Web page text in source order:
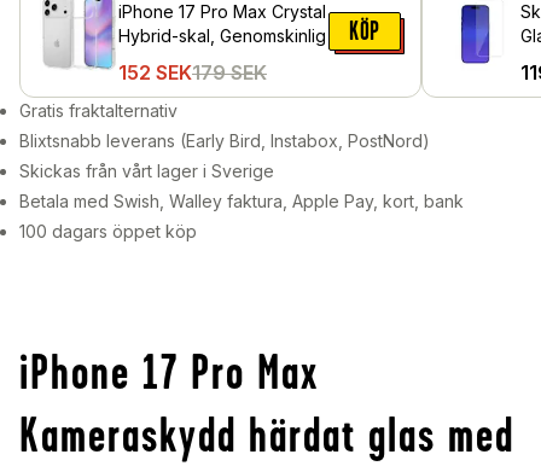
iPhone 17 Pro Max Crystal
Hybrid-skal, Genomskinlig
152 SEK179 SEK
KÖP
Gratis fraktalternativ
Blixtsnabb leverans (Early Bird, Instabox, PostNord)
Skickas från vårt lager i Sverige
Betala med Swish, Walley faktura, Apple Pay, kort, bank
100 dagars öppet köp
iPhone 17 Pro Max
Kameraskydd härdat glas med